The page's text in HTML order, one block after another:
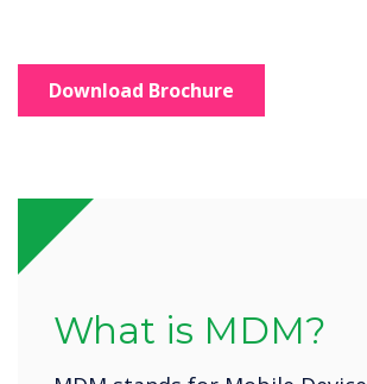
Download Brochure
What is MDM?